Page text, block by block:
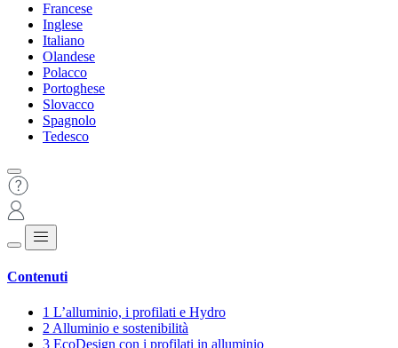
Francese
Inglese
Italiano
Olandese
Polacco
Portoghese
Slovacco
Spagnolo
Tedesco
Contenuti
1 L’alluminio, i profilati e Hydro
2 Alluminio e sostenibilità
3 EcoDesign con i profilati in alluminio